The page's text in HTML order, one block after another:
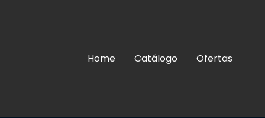
Home Catálogo Ofertas